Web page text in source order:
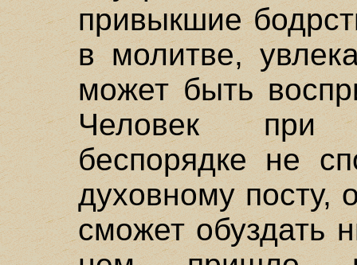
привыкшие
в молитве,
может быть
Человек при
беспорядке не
духовному посту,
сможет обуздать